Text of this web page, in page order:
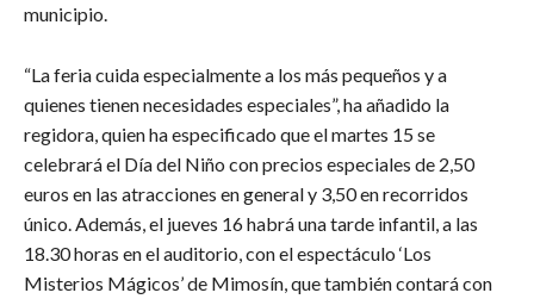
municipio.
“La feria cuida especialmente a los más pequeños y a
quienes tienen necesidades especiales”, ha añadido la
regidora, quien ha especificado que el martes 15 se
celebrará el Día del Niño con precios especiales de 2,50
euros en las atracciones en general y 3,50 en recorridos
único. Además, el jueves 16 habrá una tarde infantil, a las
18.30 horas en el auditorio, con el espectáculo ‘Los
Misterios Mágicos’ de Mimosín, que también contará con